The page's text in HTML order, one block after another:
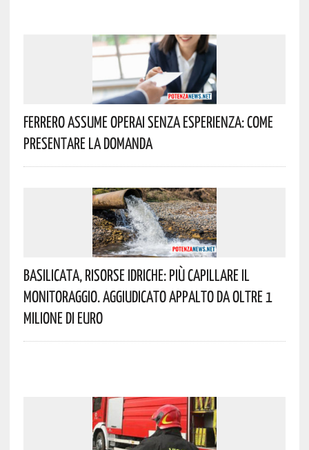
Ferrero Assume Operai Senza Esperienza: Come
Presentare La Domanda
Basilicata, Risorse Idriche: Più Capillare Il
Monitoraggio. Aggiudicato Appalto Da Oltre 1
Milione Di Euro